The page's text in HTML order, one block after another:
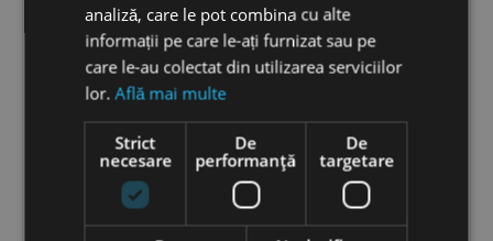
Cosmetic Organizer
Suport din silicon pentru
analiză, care le pot combina cu alte
informații pe care le-ați furnizat sau pe
care le-au colectat din utilizarea serviciilor
lor.Află mai multe
Strict
necesare
De
performanță
De
targetare